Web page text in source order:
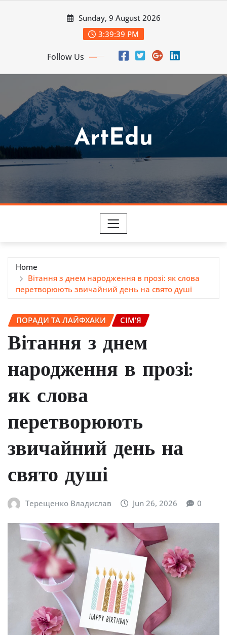
Sunday, 9 August 2026
3:39:40 PM
Follow Us
ArtEdu
Home
Вітання з днем народження в прозі: як слова
перетворюють звичайний день на свято душі
ПОРАДИ ТА ЛАЙФХАКИ СІМ’Я
Вітання з днем
народження в прозі:
як слова
перетворюють
звичайний день на
свято душі
Терещенко Владислав Jun 26, 2026 0